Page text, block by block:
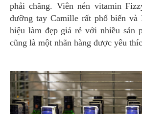
phải chăng. Viên nén vitamin
dưỡng tay Camille rất phổ biến và
hiệu làm đẹp giá rẻ với nhiều sản
cũng là một nhãn hàng được yêu